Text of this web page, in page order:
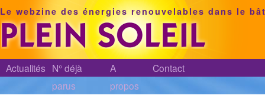
Le webzine des énergies renouvelables dans le
Actualités N° déjà
parus
A
propos
Contact